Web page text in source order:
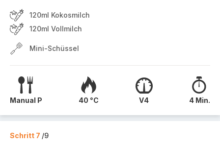
120ml Kokosmilch
120ml Vollmilch
Mini-Schüssel
Manual P 40 °C V4 4 Min.
Schritt 7 /9